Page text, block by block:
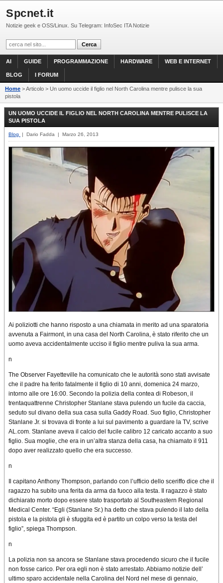
Spcnet.it
Notizie geek e OSS/Linux. Su Telegram: InfoSec ITA Notizie
AI GUIDE PROGRAMMAZIONE HARDWARE WEB E INTERNET
BLOG I FORUM
Home > Articolo > Un uomo uccide il figlio nel North Carolina mentre pulisce la sua
pistola
UN UOMO UCCIDE IL FIGLIO NEL NORTH CAROLINA MENTRE PULISCE LA
SUA PISTOLA
Blog | Dario Fadda | Marzo 26, 2013
Ai poliziotti che hanno risposto a una chiamata in merito ad una sparatoria
avvenuta a Fairmont, in una casa del North Carolina, è stato riferito che un
uomo aveva accidentalmente ucciso il figlio mentre puliva la sua arma.
n
The Observer Fayetteville ha comunicato che le autorità sono stati avvisate
che il padre ha ferito fatalmente il figlio di 10 anni, domenica 24 marzo,
intorno alle ore 16:00. Secondo la polizia della contea di Robeson, il
trentaquattrenne Christopher Stanlane stava pulendo un fucile da caccia,
seduto sul divano della sua casa sulla Gaddy Road. Suo figlio, Christopher
Stanlane Jr. si trovava di fronte a lui sul pavimento a guardare la TV, scrive
AL.com. Stanlane aveva il calcio del fucile calibro 12 caricato accanto a suo
figlio. Sua moglie, che era in un’altra stanza della casa, ha chiamato il 911
dopo aver realizzato quello che era successo.
n
Il capitano Anthony Thompson, parlando con l’ufficio dello sceriffo dice che il
ragazzo ha subito una ferita da arma da fuoco alla testa. Il ragazzo è stato
dichiarato morto dopo essere stato trasportato al Southeastern Regional
Medical Center. “Egli (Stanlane Sr.) ha detto che stava pulendo il lato della
pistola e la pistola gli è sfuggita ed è partito un colpo verso la testa del
figlio”, spiega Thompson.
n
La polizia non sa ancora se Stanlane stava procedendo sicuro che il fucile
non fosse carico. Per ora egli non è stato arrestato. Abbiamo notizie dell’
ultimo sparo accidentale nella Carolina del Nord nel mese di gennaio,